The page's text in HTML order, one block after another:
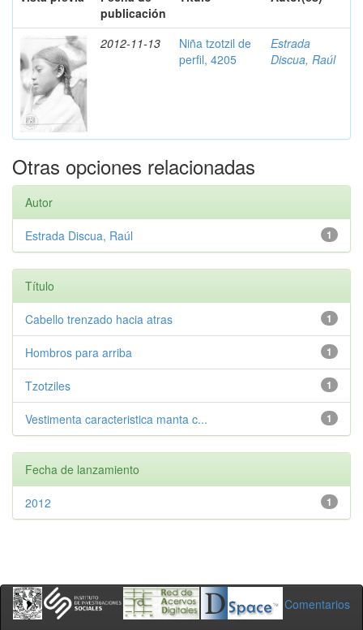
publicación
2012-11-13
Niña tzotzil de
perfil, 4205
Estrada
Discua, Raúl
Otras opciones relacionadas
Autor
1
Estrada Discua, Raúl
Título
1
Cabello trenzado hacia atras
1
Hombros para arriba
1
Tzotziles
1
Vestimenta caracteristica manta c...
Fecha de lanzamiento
1
2012
Comentarios